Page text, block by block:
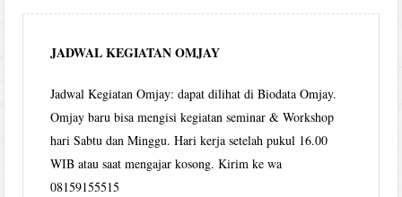
JADWAL KEGIATAN OMJAY
Jadwal Kegiatan Omjay: dapat dilihat di Biodata Omjay.
Omjay baru bisa mengisi kegiatan seminar & Workshop
hari Sabtu dan Minggu. Hari kerja setelah pukul 16.00
WIB atau saat mengajar kosong. Kirim ke wa
08159155515